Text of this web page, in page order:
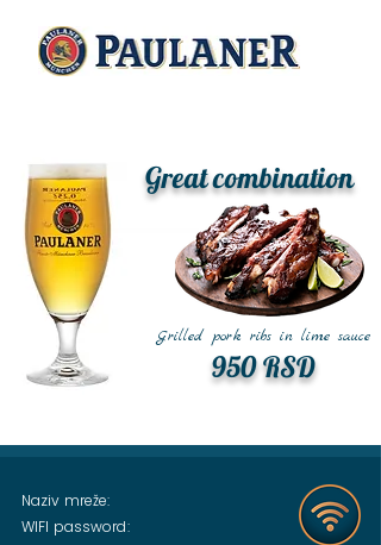
Great combination
950 RSD
Grilled pork ribs in lime sauce
Naziv mreže:
WIFI password: